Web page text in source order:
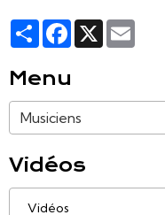
PartagerFacebook
X
Menu
Vidéos
Vidéos